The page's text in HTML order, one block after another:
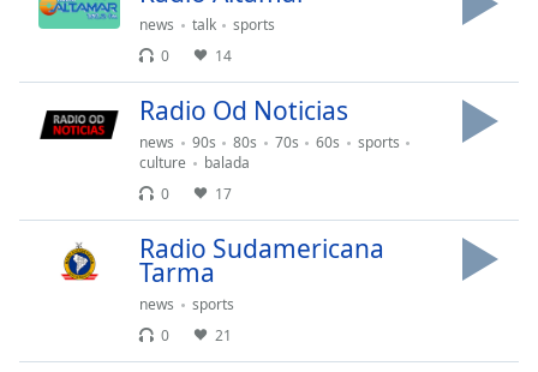
Subtitles
opens
off,
selected
news talk
sports
0
14
Radio Od Noticias
news 90s 80s 70s 60s
sports
culture
balada
0
17
Radio Sudamericana
Tarma
news
sports
0
21